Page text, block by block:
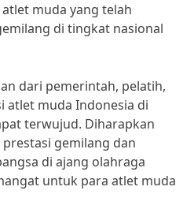
muda yang telah
di tingkat nasional
dari pemerintah, pelatih,
atlet muda Indonesia di
terwujud. Diharapkan
gemilang dan
di ajang olahraga
untuk para atlet muda